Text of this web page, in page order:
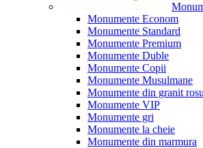
Monumente Econom
Monumente Standard
Monumente Premium
Monumente Duble
Monumente Copii
Monumente Musulmane
Monumente din granit rosu
Monumente VIP
Monumente gri
Monumente la cheie
Monumente din marmura